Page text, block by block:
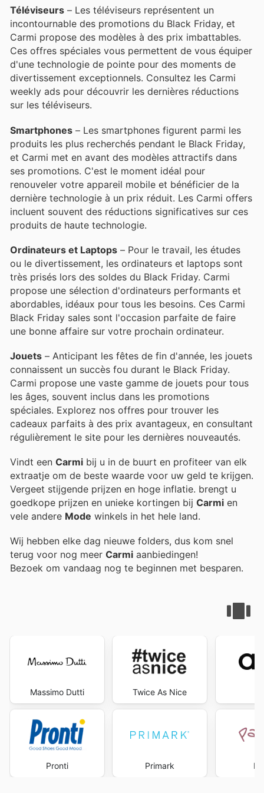
Téléviseurs – Les téléviseurs représentent un
incontournable des promotions du Black Friday, et
Carmi propose des modèles à des prix imbattables.
Ces offres spéciales vous permettent de vous équiper
d'une technologie de pointe pour des moments de
divertissement exceptionnels. Consultez les Carmi
weekly ads pour découvrir les dernières réductions
sur les téléviseurs.
Smartphones – Les smartphones figurent parmi les
produits les plus recherchés pendant le Black Friday,
et Carmi met en avant des modèles attractifs dans
ses promotions. C'est le moment idéal pour
renouveler votre appareil mobile et bénéficier de la
dernière technologie à un prix réduit. Les Carmi offers
incluent souvent des réductions significatives sur ces
produits de haute technologie.
Ordinateurs et Laptops – Pour le travail, les études
ou le divertissement, les ordinateurs et laptops sont
très prisés lors des soldes du Black Friday. Carmi
propose une sélection d'ordinateurs performants et
abordables, idéaux pour tous les besoins. Ces Carmi
Black Friday sales sont l'occasion parfaite de faire
une bonne affaire sur votre prochain ordinateur.
Jouets – Anticipant les fêtes de fin d'année, les jouets
connaissent un succès fou durant le Black Friday.
Carmi propose une vaste gamme de jouets pour tous
les âges, souvent inclus dans les promotions
spéciales. Explorez nos offres pour trouver les
cadeaux parfaits à des prix avantageux, en consultant
régulièrement le site pour les dernières nouveautés.
Vindt een Carmi bij u in de buurt en profiteer van elk
extraatje om de beste waarde voor uw geld te krijgen.
Vergeet stijgende prijzen en hoge inflatie. brengt u
goedkope prijzen en unieke kortingen bij Carmi en
vele andere Mode winkels in het hele land.
Wij hebben elke dag nieuwe folders, dus kom snel
terug voor nog meer Carmi aanbiedingen!
Bezoek om vandaag nog te beginnen met besparen.
Massimo Dutti
Pronti
Twice As Nice
Primark